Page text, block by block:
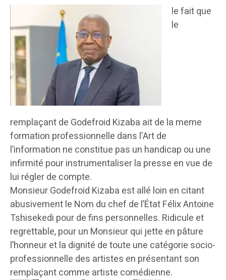
le fait que
le
remplaçant de Godefroid Kizaba ait de la meme
formation professionnelle dans l’Art de
l’information ne constitue pas un handicap ou une
infirmité pour instrumentaliser la presse en vue de
lui régler de compte.
Monsieur Godefroid Kizaba est allé loin en citant
abusivement le Nom du chef de l’État Félix Antoine
Tshisekedi pour de fins personnelles. Ridicule et
regrettable, pour un Monsieur qui jette en pâture
l’honneur et la dignité de toute une catégorie socio-
professionnelle des artistes en présentant son
remplaçant comme artiste comédienne.